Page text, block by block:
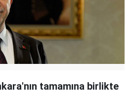
tamamına birlikte